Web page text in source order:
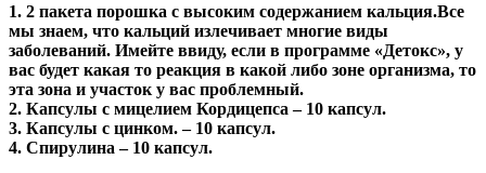
1. 2 пакета порошка с высоким содержанием кальция.Все
мы знаем, что кальций излечивает многие виды
заболеваний. Имейте ввиду, если в программе «Детокс», у
вас будет какая то реакция в какой либо зоне организма, то
эта зона и участок у вас проблемный.
2. Капсулы с мицелием Кордицепса – 10 капсул.
3. Капсулы с цинком. – 10 капсул.
4. Спирулина – 10 капсул.